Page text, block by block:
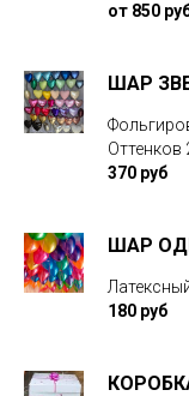
от 850
ШАР
Оттенков
370 руб
ШАР
180 руб